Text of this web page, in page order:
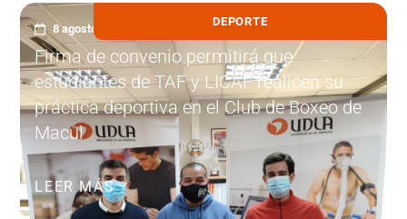
DEPORTE
8 agosto, 2022
Firma de convenio permitirá que
estudiantes de TAF y LICAF realicen su
práctica deportiva en el Club de Boxeo de
Macul
LEER MÁS